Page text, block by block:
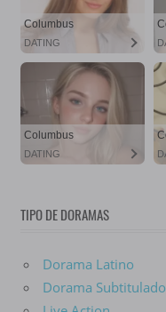
TIPO DE DORAMAS
Dorama Latino
Dorama Subtitulado